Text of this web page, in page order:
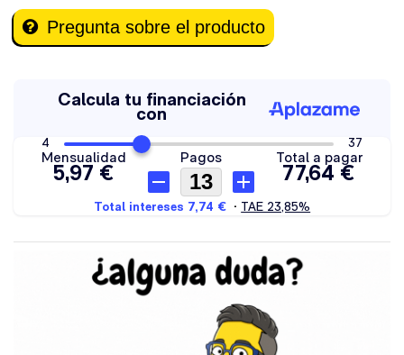
Pregunta sobre el producto